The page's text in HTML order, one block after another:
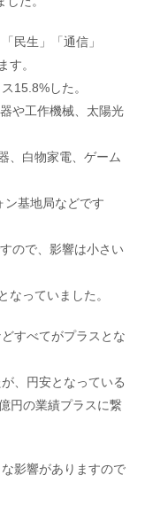
民生」「通信」
す。
15.8%した。
や工作機械、太陽光
、白物家電、ゲーム
ン基地局などです
ので、影響は小さい
なっていました。
すべてがプラスとな
、円安となっている
円の業績プラスに繋
影響がありますので